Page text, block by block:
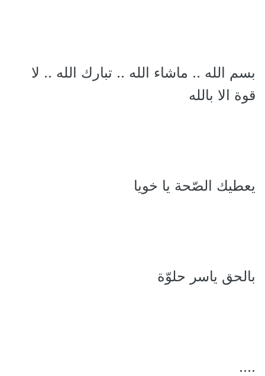
بسم الله .. ماشاء الله .. تبارك الله .. لا
قوة الا بالله
يعطيك الصّحة يا خويا
بالحق ياسر حلوّة
....